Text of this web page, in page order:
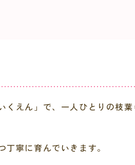
えん」で、一人ひとりの枝葉
寧に育んでいきます。